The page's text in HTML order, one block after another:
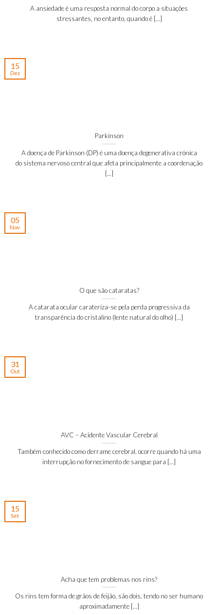
A ansiedade é uma resposta normal do corpo a situações
stressantes, no entanto, quando é [...]
Parkinson
A doença de Parkinson (DP) é uma doença degenerativa crónica
do sistema nervoso central que afeta principalmente a coordenação
[...]
15
Dez
O que são cataratas?
A catarata ocular carateriza-se pela perda progressiva da
transparência do cristalino (lente natural do olho) [...]
05
Nov
AVC – Acidente Vascular Cerebral
Também conhecido como derrame cerebral, ocorre quando há uma
interrupção no fornecimento de sangue para [...]
31
Out
Acha que tem problemas nos rins?
Os rins tem forma de grãos de feijão, são dois, tendo no ser humano
aproximadamente [...]
15
Set